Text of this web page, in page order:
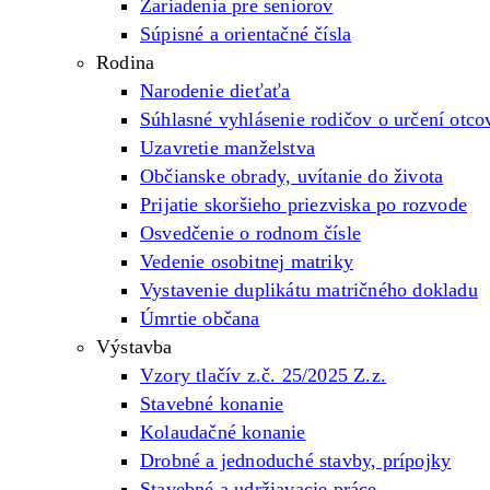
Zariadenia pre seniorov
Súpisné a orientačné čísla
Rodina
Narodenie dieťaťa
Súhlasné vyhlásenie rodičov o určení
Uzavretie manželstva
Občianske obrady, uvítanie do života
Prijatie skoršieho priezviska po rozvode
Osvedčenie o rodnom čísle
Vedenie osobitnej matriky
Vystavenie duplikátu matričného dokladu
Úmrtie občana
Výstavba
Vzory tlačív z.č. 25/2025 Z.z.
Stavebné konanie
Kolaudačné konanie
Drobné a jednoduché stavby, prípojky